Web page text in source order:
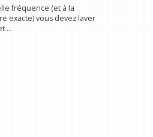
fréquence (et à la
exacte) vous devez laver
...